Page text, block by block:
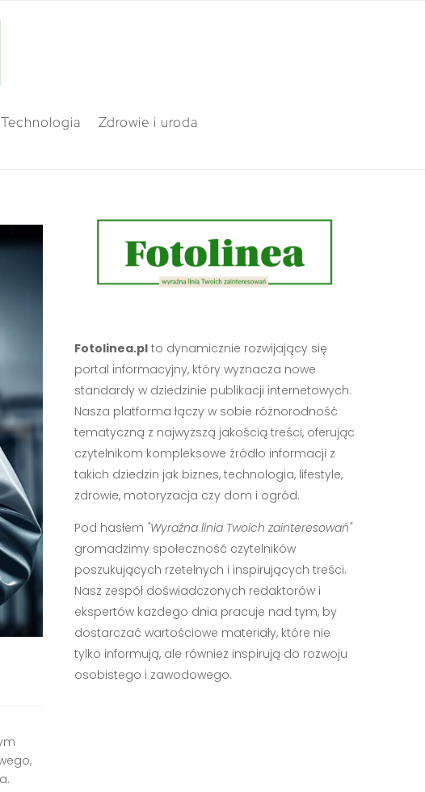
Technologia Zdrowie i uroda
Fotolinea.plto dynamicznie rozwijający się
portal informacyjny, który wyznacza nowe
standardy w dziedzinie publikacji internetowych.
Nasza platforma łączy w sobie różnorodność
tematyczną z najwyższą jakością treści, oferując
czytelnikom kompleksowe źródło informacji z
takich dziedzin jak biznes, technologia, lifestyle,
zdrowie, motoryzacja czy dom i ogród.
Pod hasłem "Wyraźna linia Twoich zainteresowań"
gromadzimy społeczność czytelników
poszukujących rzetelnych i inspirujących treści.
Nasz zespół doświadczonych redaktorów i
ekspertów każdego dnia pracuje nad tym, by
dostarczać wartościowe materiały, które nie
tylko informują, ale również inspirują do rozwoju
osobistego i zawodowego.